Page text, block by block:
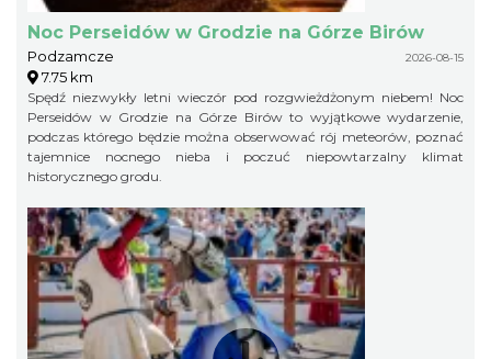
Noc Perseidów w Grodzie na Górze Birów
Podzamcze 2026-08-15
7.75 km
Spędź niezwykły letni wieczór pod rozgwieżdżonym niebem! Noc
Perseidów w Grodzie na Górze Birów to wyjątkowe wydarzenie,
podczas którego będzie można obserwować rój meteorów, poznać
tajemnice nocnego nieba i poczuć niepowtarzalny klimat
historycznego grodu.